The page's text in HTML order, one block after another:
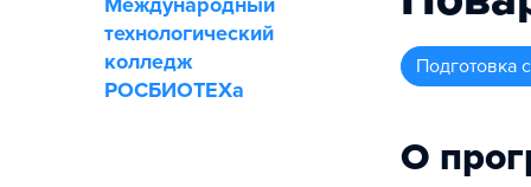
технологический
колледж
РОСБИОТЕХа
подготовка
О